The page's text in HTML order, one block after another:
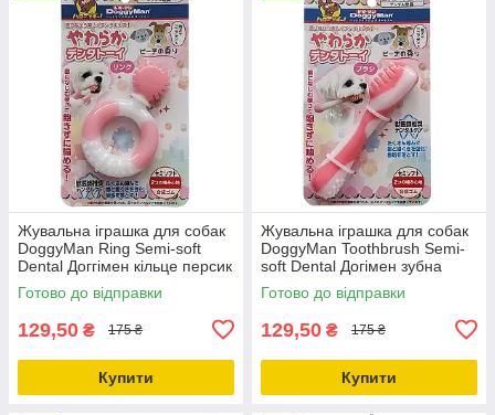
Жувальна іграшка для собак
DoggyMan Ring Semi-soft
Dental Доггімен кільце персик
(85800)
Готово до відправки
129,50 ₴ 175 ₴
Купити
Жувальна іграшка для собак
DoggyMan Toothbrush Semi-
soft Dental Догімен зубна
щітка персик (85799)
Готово до відправки
129,50 ₴ 175 ₴
Купити